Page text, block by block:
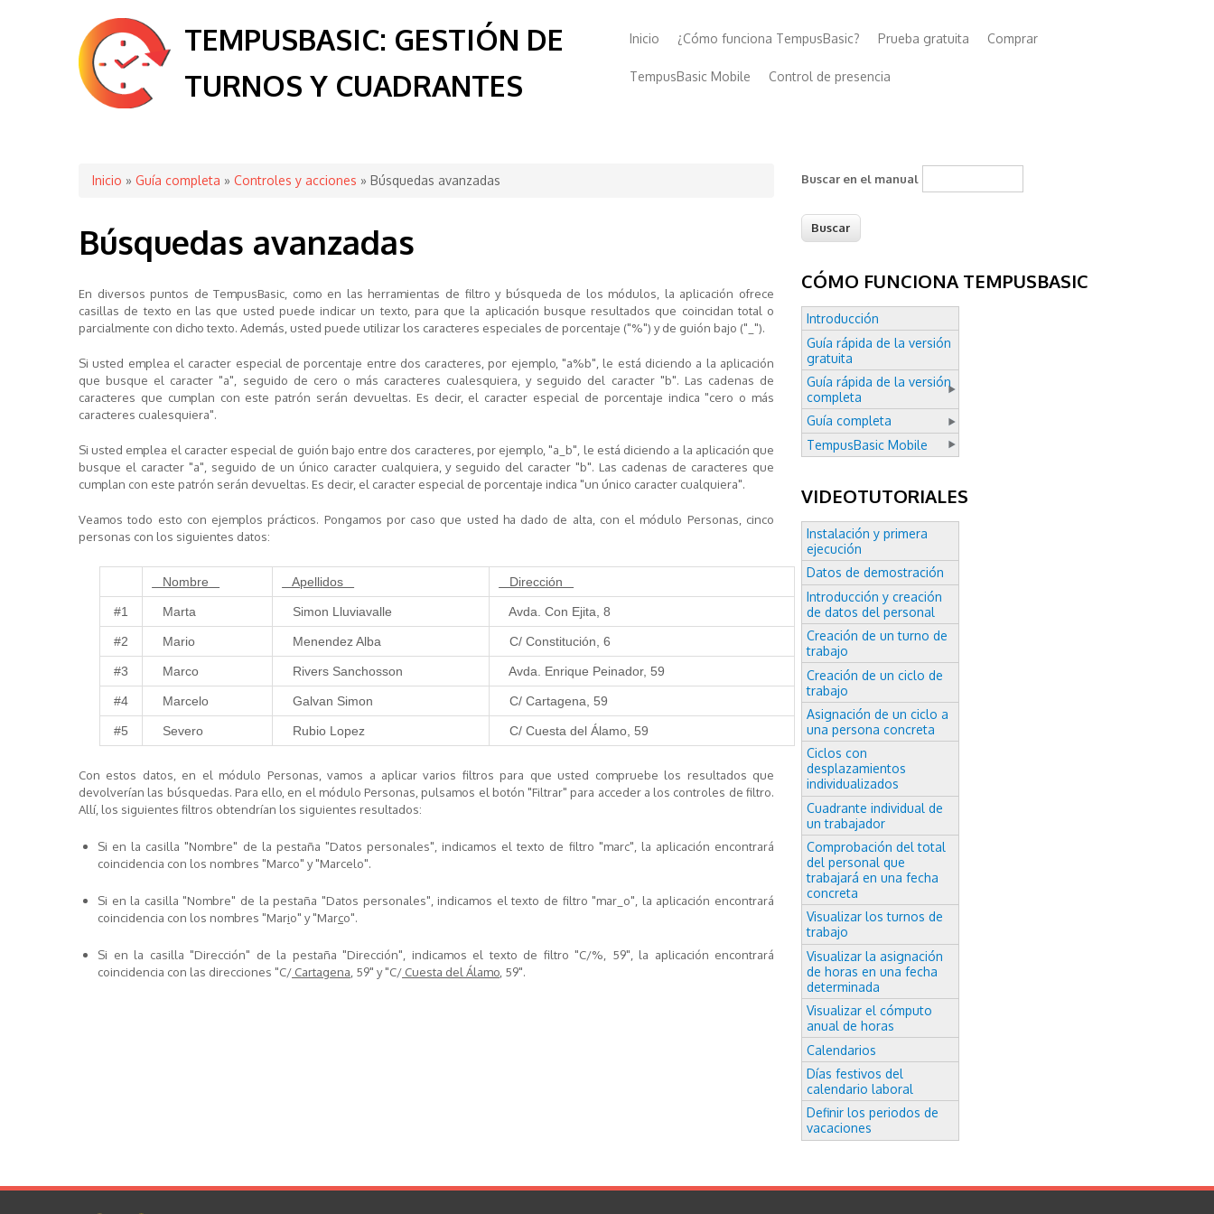
TEMPUSBASIC: GESTIÓN DE
TURNOS Y CUADRANTES
Inicio ¿Cómo funciona TempusBasic? Prueba gratuita Comprar
TempusBasic Mobile Control de presencia
Se encuentra usted aquí
Inicio » Guía completa » Controles y acciones » Búsquedas avanzadas
Búsquedas avanzadas
En diversos puntos de TempusBasic, como en las herramientas de filtro y búsqueda de los módulos, la aplicación ofrece
casillas de texto en las que usted puede indicar un texto, para que la aplicación busque resultados que coincidan total o
parcialmente con dicho texto. Además, usted puede utilizar los caracteres especiales de porcentaje ("%") y de guión bajo ("_").
Si usted emplea el caracter especial de porcentaje entre dos caracteres, por ejemplo, "a%b", le está diciendo a la aplicación
que busque el caracter "a", seguido de cero o más caracteres cualesquiera , y seguido del caracter "b". Las cadenas de
caracteres que cumplan con este patrón serán devueltas. Es decir, el caracter especial de porcentaje indica "cero o más
caracteres cualesquiera".
Si usted emplea el caracter especial de guión bajo entre dos caracteres, por ejemplo, "a_b", le está diciendo a la aplicación que
busque el caracter "a", seguido de un único caracter cualquiera , y seguido del caracter "b". Las cadenas de caracteres que
cumplan con este patrón serán devueltas. Es decir, el caracter especial de porcentaje indica "un único caracter cualquiera".
Veamos todo esto con ejemplos prácticos. Pongamos por caso que usted ha dado de alta, con el módulo Personas, cinco
personas con los siguientes datos:
Nombre Apellidos Dirección
#1 Marta Simon Lluviavalle Avda. Con Ejita, 8
#2 Mario Menendez Alba C/ Constitución, 6
#3 Marco Rivers Sanchosson Avda. Enrique Peinador, 59
#4 Marcelo Galvan Simon C/ Cartagena, 59
#5 Severo Rubio Lopez C/ Cuesta del Álamo, 59
Con estos datos, en el módulo Personas, vamos a aplicar varios filtros para que usted compruebe los resultados que
devolverían las búsquedas. Para ello, en el módulo Personas, pulsamos el botón "Filtrar" para acceder a los controles de filtro.
Allí, los siguientes filtros obtendrían los siguientes resultados:
Si en la casilla "Nombre" de la pestaña "Datos personales", indicamos el texto de filtro "marc" , la aplicación encontrará
coincidencia con los nombres "Marco" y "Marcelo".
Si en la casilla "Nombre" de la pestaña "Datos personales", indicamos el texto de filtro "mar_o" , la aplicación encontrará
coincidencia con los nombres "Mario" y "Marco".
Si en la casilla "Dirección" de la pestaña "Dirección", indicamos el texto de filtro "C/%, 59" , la aplicación encontrará
coincidencia con las direcciones "C/ Cartagena , 59" y "C/ Cuesta del Álamo , 59".
Buscar en el manual
CÓMO FUNCIONA TEMPUSBASIC
Introducción
Guía rápida de la versión
gratuita
Guía rápida de la versión
completa
Guía completa
TempusBasic Mobile
VIDEOTUTORIALES
Instalación y primera
ejecución
Datos de demostración
Introducción y creación
de datos del personal
Creación de un turno de
trabajo
Creación de un ciclo de
trabajo
Asignación de un ciclo a
una persona concreta
Ciclos con
desplazamientos
individualizados
Cuadrante individual de
un trabajador
Comprobación del total
del personal que
trabajará en una fecha
concreta
Visualizar los turnos de
trabajo
Visualizar la asignación
de horas en una fecha
determinada
Visualizar el cómputo
anual de horas
Calendarios
Días festivos del
calendario laboral
Definir los periodos de
vacaciones